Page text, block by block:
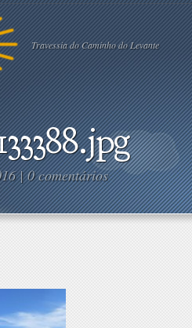
Travessia do Caminho do Levante
|0 comentários